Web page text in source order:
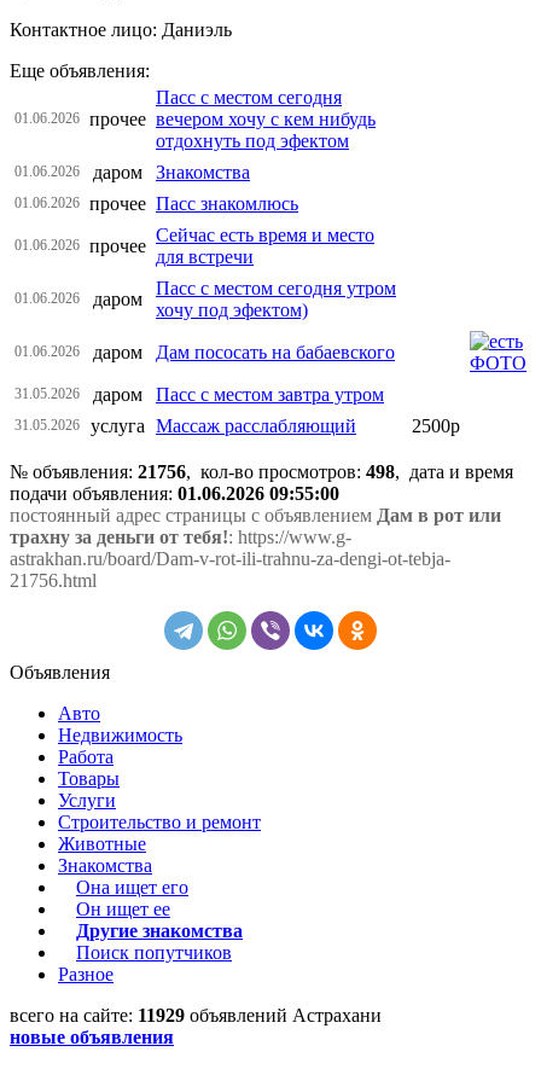
Контактное лицо: Даниэль
Еще объявления:
01.06.2026 прочее
Пасс с местом сегодня
вечером хочу с кем нибудь
отдохнуть под эфектом
01.06.2026 даром Знакомства
01.06.2026 прочее Пасс знакомлюсь
01.06.2026 прочее
Сейчас есть время и место
для встречи
01.06.2026 даром
Пасс с местом сегодня утром
хочу под эфектом)
01.06.2026 даром Дам пососать на бабаевского
31.05.2026 даром Пасс с местом завтра утром
31.05.2026 услуга Массаж расслабляющий 2500р
№ объявления: 21756, кол-во просмотров: 498, дата и время
подачи объявления: 01.06.2026 09:55:00
постоянный адрес страницы с объявлением Дам в рот или
трахну за деньги от тебя!: https://www.g-
astrakhan.ru/board/Dam-v-rot-ili-trahnu-za-dengi-ot-tebja-
21756.html
Объявления
Авто
Недвижимость
Работа
Товары
Услуги
Строительство и ремонт
Животные
Знакомства
Она ищет его
Он ищет ее
Другие знакомства
Поиск попутчиков
Разное
всего на сайте: 11929 объявлений Астрахани
новые объявления